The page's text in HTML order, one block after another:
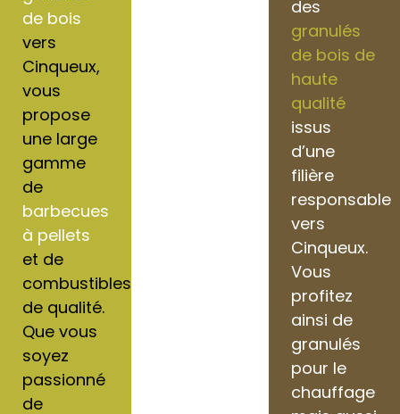
de bois
vers
Cinqueux,
vous
propose
une large
gamme
de
barbecues
à pellets
et de
combustibles
de qualité.
Que vous
soyez
passionné
de
des
granulés
de bois de
haute
qualité
issus
d’une
filière
responsable
vers
Cinqueux.
Vous
profitez
ainsi de
granulés
pour le
chauffage